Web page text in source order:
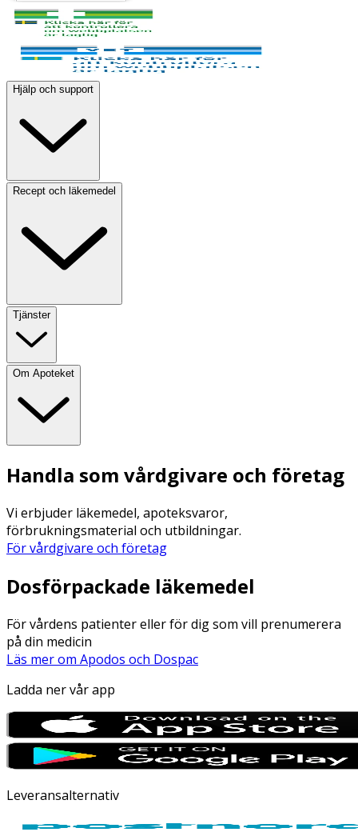
Hjälp och support
Recept och läkemedel
Tjänster
Om Apoteket
Handla som vårdgivare och företag
Vi erbjuder läkemedel, apoteksvaror,
förbrukningsmaterial och utbildningar.
För vårdgivare och företag
Dosförpackade läkemedel
För vårdens patienter eller för dig som vill prenumerera
på din medicin
Läs mer om Apodos och Dospac
Ladda ner vår app
Leveransalternativ